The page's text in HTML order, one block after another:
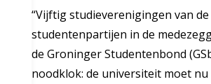
“Vijftig studieverenigingen van de
studentenpartijen in de
de Groninger Studentenbond
noodklok: de universiteit moet nu